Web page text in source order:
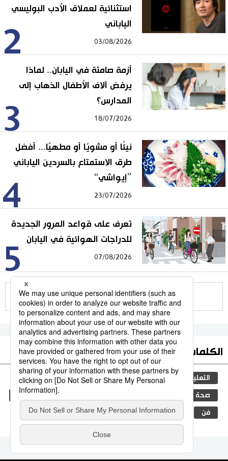
2
استثنائية لعملاق الأدب البوليسي
الياباني
03/08/2026
3
أزمة صامتة في اليابان.. لماذا
يرفض آلاف الأطفال الذهاب إلى
المدارس؟
18/07/2026
4
نيئًا أو مشويًا أو مطهيًا... أفضل
طرق الاستمتاع بالسردين الياباني
”إيواشي“
23/07/2026
5
تعرف على قواعد المرور الجديدة
للدراجات الهوائية في اليابان
07/08/2026
للمزيد
الكلمات الأكثر بحثا
التعليم الياباني مجتمع ثقافة اللغة اليابانية
صحة وطب العمل اليابان
فن